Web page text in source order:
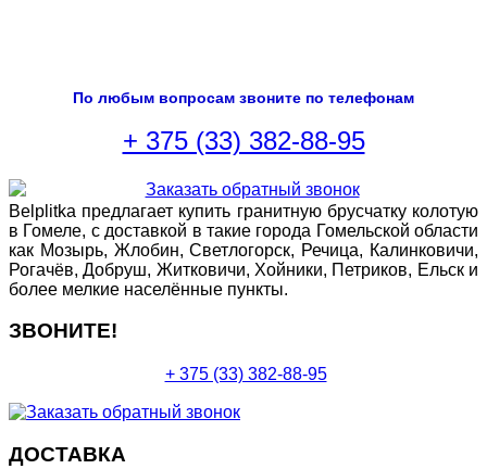
По любым вопросам звоните по телефонам
+ 375 (33) 382-88-95
Belplitka предлагает купить гранитную брусчатку колотую
в Гомеле, с доставкой в такие города Гомельской области
как Мозырь, Жлобин, Светлогорск, Речица, Калинковичи,
Рогачёв, Добруш, Житковичи, Хойники, Петриков, Ельск и
более мелкие населённые пункты.
ЗВОНИТЕ!
+ 375 (33) 382-88-95
ДОСТАВКА